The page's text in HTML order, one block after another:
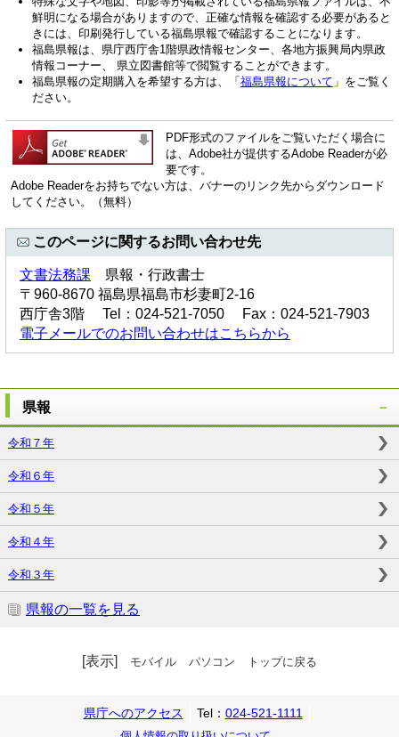
鮮明になる場合がありますので、正確な情報を確認する必要があると
きには、印刷発行している福島県報で確認することになります。
福島県報は、県庁西庁舎1階県政情報センター、各地方振興局内県政
情報コーナー、 県立図書館等で閲覧することができます。
福島県報の定期購入を希望する方は、「 福島県報について 」をご覧く
ださい。
PDF形式のファイルをご覧いただく場合に
は、Adobe社が提供するAdobe Readerが必
要です。
Adobe Readerをお持ちでない方は、バナーのリンク先からダウンロード
してください。（無料）
このページに関するお問い合わせ先
文書法務課 県報・行政書士
〒960-8670 福島県福島市杉妻町2-16
西庁舎3階 Tel：024-521-7050 Fax：024-521-7903
電子メールでのお問い合わせはこちらから
県報
令和７年
令和６年
令和５年
令和４年
令和３年
県報の一覧を見る
[表示] モバイル パソコン トップに戻る
県庁へのアクセス Tel： 024-521-1111